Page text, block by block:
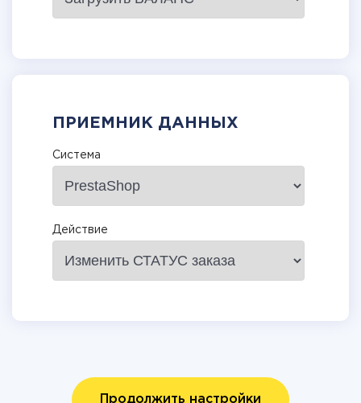
ПРИЕМНИК ДАННЫХ
Система
Действие
Продолжить настройки